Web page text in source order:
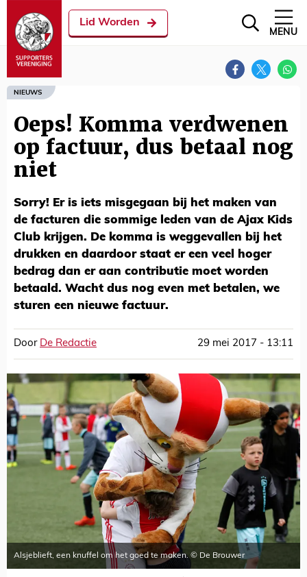
Lid Worden
MENU
NIEUWS
Oeps! Komma verdwenen
op factuur, dus betaal nog
niet
Sorry! Er is iets misgegaan bij het maken van
de facturen die sommige leden van de Ajax Kids
Club krijgen. De komma is weggevallen bij het
drukken en daardoor staat er een veel hoger
bedrag dan er aan contributie moet worden
betaald. Wacht dus nog even met betalen, we
sturen een nieuwe factuur.
Door De Redactie 29 mei 2017 - 13:11
Alsjeblieft, een knuffel om het goed te maken. © De Brouwer